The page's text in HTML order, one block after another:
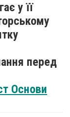
у її
перед
Основи